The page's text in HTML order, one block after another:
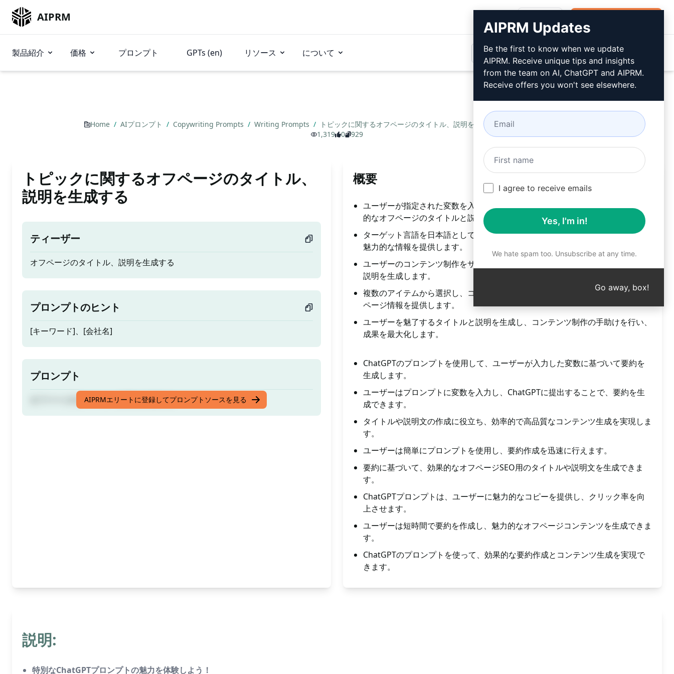
AIPRM
製品紹介 価格 プロンプト GPTs (en) リソース について
Home / AIプロンプト / Copywriting Prompts / Writing Prompts / トピックに関するオフページのタイトル、説明を生成する /
1,319
0 929
トピックに関するオフページのタイトル、
説明を生成する
ティーザー
オフページのタイトル、説明を生成する
プロンプトのヒント
[キーワード]、[会社名]
プロンプト
オフページのタイトル、説明を生成する
AIPRMエリートに登録してプロンプトソースを見る
概要
ユーザーが指定された変数を入力し、ChatGPTプロンプトを送信すると、魅力
的なオフページのタイトルと説明が生成されます。
ターゲット言語を日本語として、要約したリストを提供し、ユーザーに簡潔かつ
魅力的な情報を提供します。
ユーザーのコンテンツ制作をサポートし、クリック率を高めるためのタイトルと
説明を生成します。
複数のアイテムから選択し、コンバージョン率を最大化するための効果的なオフ
ページ情報を提供します。
ユーザーを魅了するタイトルと説明を生成し、コンテンツ制作の手助けを行い、
成果を最大化します。
ChatGPTのプロンプトを使用して、ユーザーが入力した変数に基づいて要約を
生成します。
ユーザーはプロンプトに変数を入力し、ChatGPTに提出することで、要約を生
成できます。
タイトルや説明文の作成に役立ち、効率的で高品質なコンテンツ生成を実現しま
す。
ユーザーは簡単にプロンプトを使用し、要約作成を迅速に行えます。
要約に基づいて、効果的なオフページSEO用のタイトルや説明文を生成できま
す。
ChatGPTプロンプトは、ユーザーに魅力的なコピーを提供し、クリック率を向
上させます。
ユーザーは短時間で要約を作成し、魅力的なオフページコンテンツを生成できま
す。
ChatGPTのプロンプトを使って、効果的な要約作成とコンテンツ生成を実現で
きます。
説明:
特別なChatGPTプロンプトの魅力を体験しよう！
AIPRM Updates
Be the first to know when we update
AIPRM. Receive unique tips and insights
from the team on AI, ChatGPT and AIPRM.
Receive offers you won't see elsewhere.
I agree to receive emails
Yes, I'm in!
We hate spam too. Unsubscribe at any time.
Go away, box!